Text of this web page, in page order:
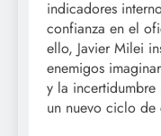
indicadores
confianza en el
ello, Javier Milei
enemigos
y la
un nuevo ciclo